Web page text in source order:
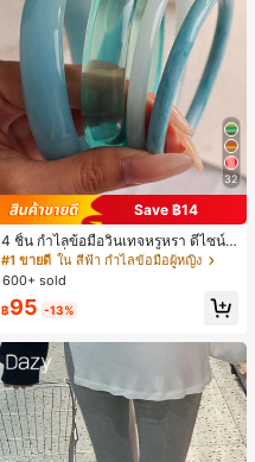
32
Save ฿14
4 ชิ้น กำไลข้อมือวินเทจหรูหรา ดีไซน์มิ
นิมอลแฟชั่น เหมาะสำหรับใส่ในชีวิตปร
ะจำวัน อะคริลิก เหมาะสำหรับใส่ในชีวิ
ตประจำวันและงานปาร์ตี้ ของขวัญสำห
รับผู้หญิง
#1 ขายดี ใน สีฟ้า กำไลข้อมือผู้หญิง
600+ sold
฿95 -13%